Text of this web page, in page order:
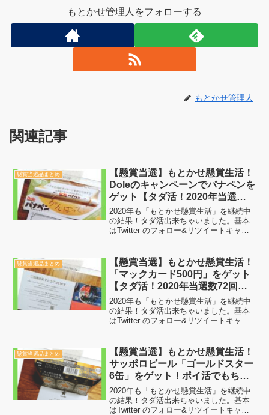
もとかせ管理人をフォローする
もとかせ管理人
関連記事
懸賞当選品まとめ
【懸賞当選】もとかせ懸賞生活！
Doleのキャンペーンでバナペンを
ゲット【タダ活！2020年当選数
53回目】
2020年も「もとかせ懸賞生活」を継続中
の結果！タダ活出来ちゃいました。基本
はTwitter のフォロー&リツイートキャン
くただフォローとリツイートして当選を
待つだけで...
懸賞当選品まとめ
【懸賞当選】もとかせ懸賞生活！
「マックカード500円」をゲット
【タダ活！2020年当選数72回
目】
2020年も「もとかせ懸賞生活」を継続中
の結果！タダ活出来ちゃいました。基本
はTwitter のフォロー&リツイートキャン
くただフォローとリツイートして当選を
待つだけで...
懸賞当選品まとめ
【懸賞当選】もとかせ懸賞生活！
サッポロビール「ゴールドスター
6缶」をゲット！ポイ活でもちょ
い得情報有【タダ活！2020年当
選数89回目】
2020年も「もとかせ懸賞生活」を継続中
の結果！タダ活出来ちゃいました。基本
はTwitter のフォロー&リツイートキャン